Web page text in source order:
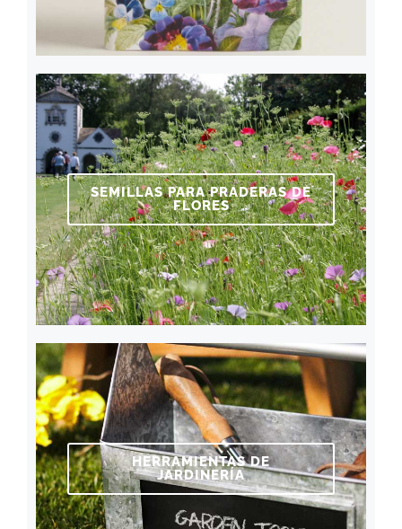
SEMILLAS PARA PRADERAS DE
FLORES
HERRAMIENTAS DE
JARDINERÍA